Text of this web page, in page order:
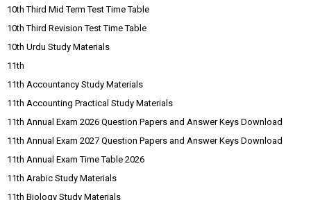
10th Third Mid Term Test Time Table
10th Third Revision Test Time Table
10th Urdu Study Materials
11th
11th Accountancy Study Materials
11th Accounting Practical Study Materials
11th Annual Exam 2026 Question Papers and Answer Keys Download
11th Annual Exam 2027 Question Papers and Answer Keys Download
11th Annual Exam Time Table 2026
11th Arabic Study Materials
11th Biology Study Materials